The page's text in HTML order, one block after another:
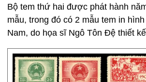
Bộ tem thứ hai được phát hành
mẫu, trong đó có 2 mẫu tem in
Nam, do họa sĩ Ngô Tôn Đệ thiết